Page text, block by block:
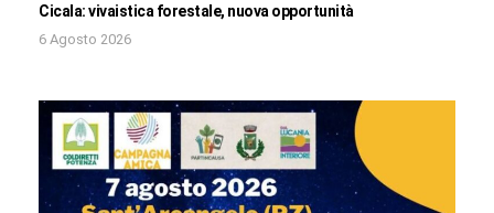
Cicala: vivaistica forestale, nuova opportunità
6 Agosto 2026